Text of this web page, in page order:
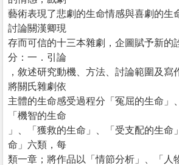
藝術表現了悲劇的生命情感與喜劇的生
討論關漢卿現
存而可信的十三本雜劇，企圖賦予新的
分：一．引論
，敘述研究動機、方法、討論範圍及寫
將關氏雜劇依
主體的生命感受過程分「冤屈的生命」
「機智的生命
」、「獲救的生命」、「受支配的生命
命」六類，每
類一章；將作品以「情節分析」、「人